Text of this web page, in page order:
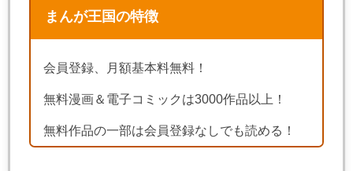
まんが王国の特徴
会員登録、月額基本料無料！
無料漫画＆電子コミックは3000作品以上！
無料作品の一部は会員登録なしでも読める！